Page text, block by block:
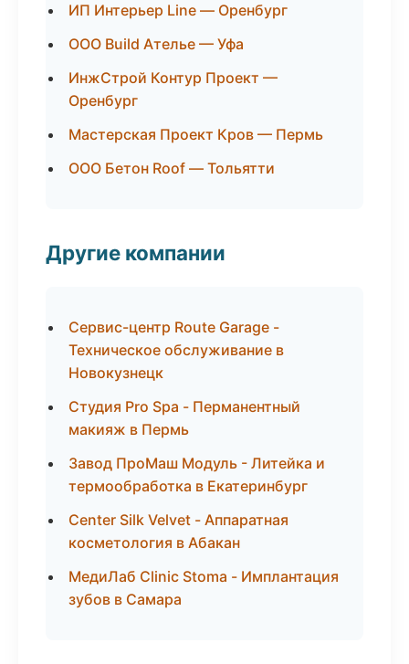
ИП Интерьер Line — Оренбург
ООО Build Ателье — Уфа
ИнжСтрой Контур Проект —
Оренбург
Мастерская Проект Кров — Пермь
ООО Бетон Roof — Тольятти
Другие компании
Сервис-центр Route Garage -
Техническое обслуживание в
Новокузнецк
Студия Pro Spa - Перманентный
макияж в Пермь
Завод ПроМаш Модуль - Литейка и
термообработка в Екатеринбург
Center Silk Velvet - Аппаратная
косметология в Абакан
МедиЛаб Clinic Stoma - Имплантация
зубов в Самара